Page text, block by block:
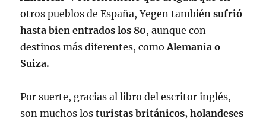
otros pueblos de España, Yegen tambiénsufrió
hasta bien entrados los 80, aunque con
destinos más diferentes, comoAlemania o
Suiza.
Por suerte, gracias al libro del escritor inglés,
son muchos losturistas británicos, holandeses